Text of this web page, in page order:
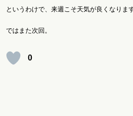
というわけで、来週こそ天気が良くなりま
ではまた次回。
0